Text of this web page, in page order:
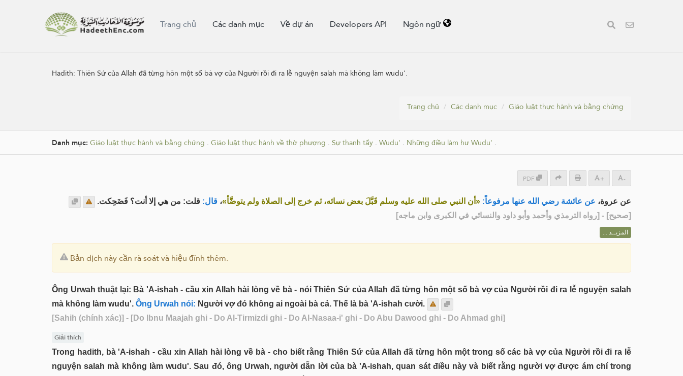
Trang chủ Các danh mục Về dự án Developers API Ngôn ngữ
Hadith:Thiên Sứ của Allah đã từng hôn một số bà vợ của Người rồi đi ra lễ nguyện salah mà không làm wudu'.
Trang chủ Các danh mục Giáo luật thực hành và bằng chứng
Danh mục: Giáo luật thực hành và bằng chứng . Giáo luật thực hành về thờ phượng . Sự thanh tẩy . Wudu' . Những điều làm hư Wudu' .
PDF + -
عن عروة، عن عائشة رضي الله عنها مرفوعاً: «أن النبي صلى الله عليه وسلم قَبَّلَ بعض نسائه، ثم خرج إلى الصلاة ولم يتوضَّأ»، قال: قلت: من هي إلا أنت؟ فَضَحِكت.
[صحيح] - [رواه الترمذي وأحمد وأبو داود والنسائي في الكبرى وابن ماجه]
المزيــد ...
Bản dịch này cần rà soát và hiệu đính thêm.
Ông Urwah thuật lại: Bà 'A-ishah - cầu xin Allah hài lòng về bà - nói Thiên Sứ của Allah đã từng hôn một số bà vợ của Người rồi đi ra lễ nguyện salah
mà không làm wudu'. Ông Urwah nói: Người vợ đó không ai ngoài bà cả. Thế là bà 'A-ishah cười.
[Sahih (chính xác)] - [Do Ibnu Maajah ghi - Do Al-Tirmizdi ghi - Do Al-Nasaa-i' ghi - Do Abu Dawood ghi - Do Ahmad ghi]
Giải thích
Trong hadith, bà 'A-ishah - cầu xin Allah hài lòng về bà - cho biết rằng Thiên Sứ của Allah đã từng hôn một trong số các bà vợ của Người rồi đi ra lễ
nguyện salah mà không làm wudu'. Sau đó, ông Urwah, người dẫn lời của bà 'A-ishah, quan sát điều này và biết rằng người vợ được ám chí trong